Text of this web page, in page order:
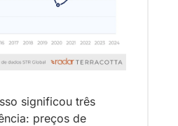
significou três
preços de